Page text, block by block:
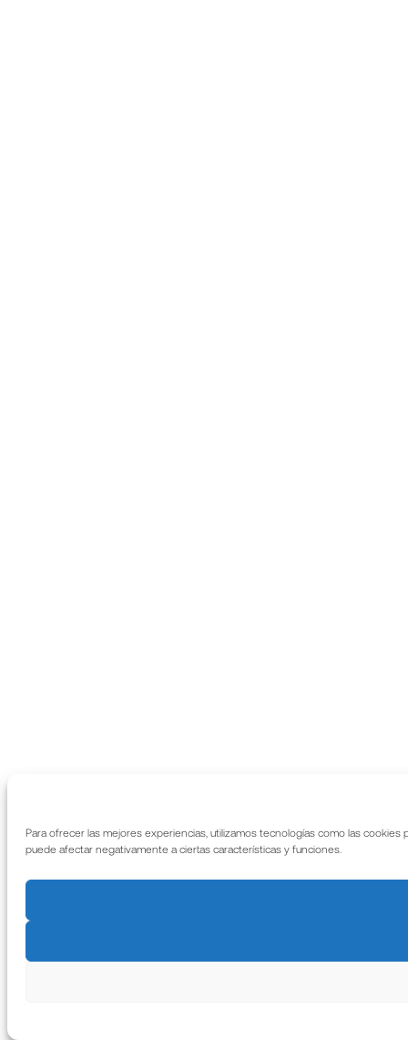
Para ofrecer las mejores experiencias, utilizamos tecnologías como las
puede afectar negativamente a ciertas características y funciones.